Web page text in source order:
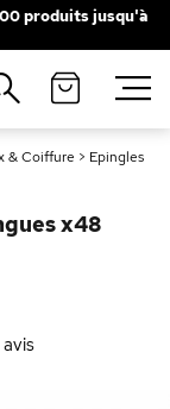
produits jusqu'à
& Coiffure > Epingles
x48
Fermer
Palette
Brumes